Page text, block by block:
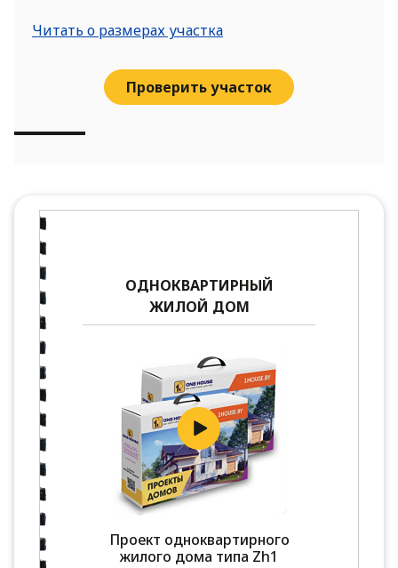
Читать о размерах участка
Проверить участок
ОДНОКВАРТИРНЫЙ
ЖИЛОЙ ДОМ
Проект одноквартирного
жилого дома типа Zh1